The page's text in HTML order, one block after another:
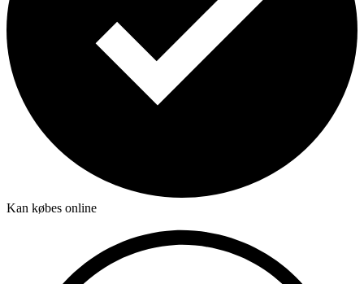
Kan købes online